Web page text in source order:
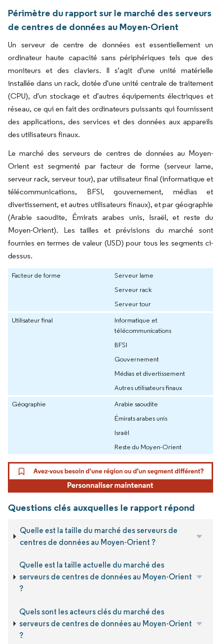
Périmètre du rapport sur le marché des serveurs
de centres de données au Moyen-Orient
Un serveur de centre de données est essentiellement un
ordinateur haute capacité sans périphériques tels que des
moniteurs et des claviers. Il s'agit d'une unité matérielle
installée dans un rack, dotée d'une unité centrale de traitement
(CPU), d'un stockage et d'autres équipements électriques et
réseau, ce qui en fait des ordinateurs puissants qui fournissent
des applications, des services et des données aux appareils
des utilisateurs finaux.
Le marché des serveurs de centres de données au Moyen-
Orient est segmenté par facteur de forme (serveur lame,
serveur rack, serveur tour), par utilisateur final (informatique et
télécommunications, BFSI, gouvernement, médias et
divertissement, et autres utilisateurs finaux), et par géographie
(Arabie saoudite, Émirats arabes unis, Israël, et reste du
Moyen-Orient). Les tailles et prévisions du marché sont
fournies en termes de valeur (USD) pour tous les segments ci-
dessus.
Facteur de forme
Serveur lame
Serveur rack
Serveur tour
Utilisateur final
Informatique et
télécommunications
BFSI
Gouvernement
Médias et divertissement
Autres utilisateurs finaux
Géographie
Arabie saoudite
Émirats arabes unis
Israël
Reste du Moyen-Orient
Questions clés auxquelles le rapport répond
Quelle est la taille du marché des serveurs de
centres de données au Moyen-Orient ?
Quelle est la taille actuelle du marché des
serveurs de centres de données au Moyen-Orient
?
Quels sont les acteurs clés du marché des
serveurs de centres de données au Moyen-Orient
?